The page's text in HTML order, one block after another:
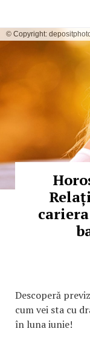
© Copyright:
Descoperă
cum vei sta cu
în luna iunie!